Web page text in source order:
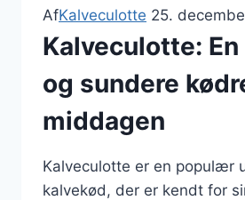
AfKalveculotte 25.
Kalveculotte:
og sundere
middagen
Kalveculotte er en populær
kalvekød, der er kendt for